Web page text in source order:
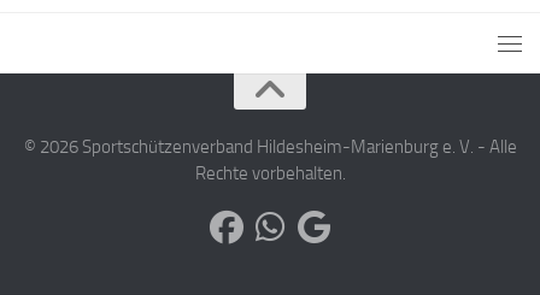
© 2026 Sportschützenverband Hildesheim-Marienburg e. V. - Alle
Rechte vorbehalten.